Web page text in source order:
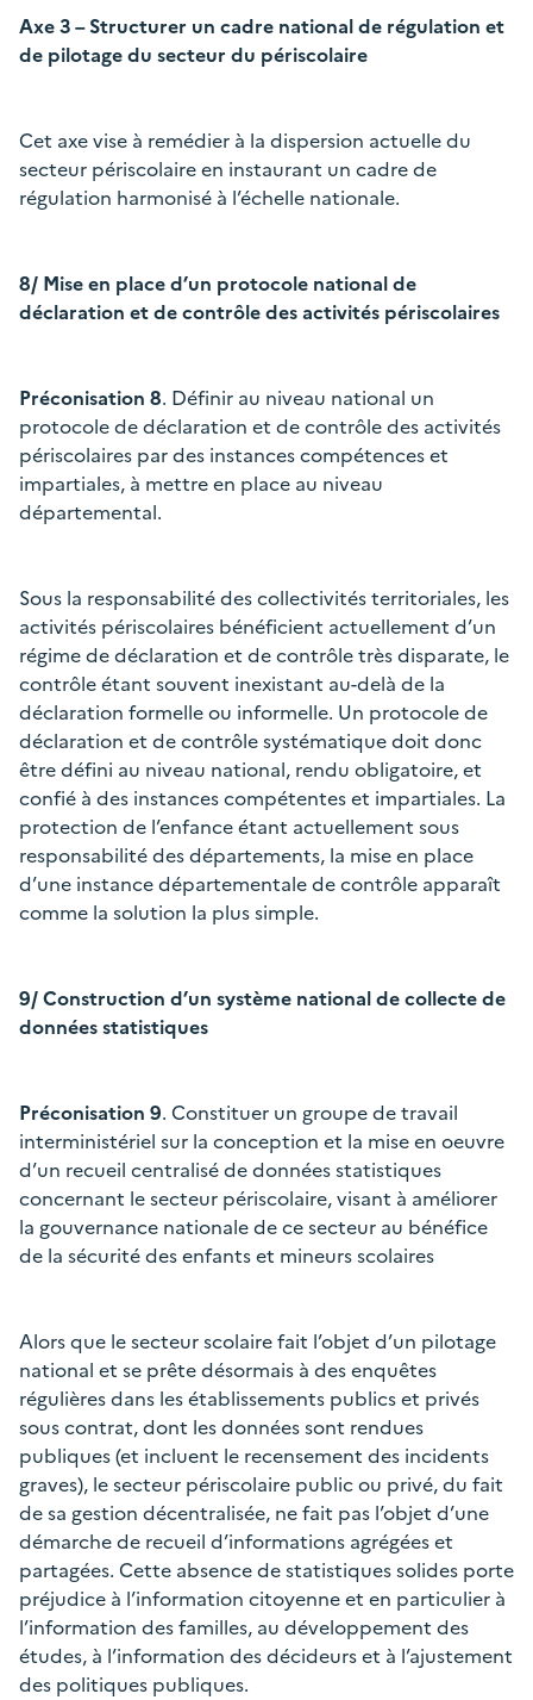
Axe 3 – Structurer un cadre national de régulation et
de pilotage du secteur du périscolaire
Cet axe vise à remédier à la dispersion actuelle du
secteur périscolaire en instaurant un cadre de
régulation harmonisé à l’échelle nationale.
8/ Mise en place d’un protocole national de
déclaration et de contrôle des activités périscolaires
Préconisation 8. Définir au niveau national un
protocole de déclaration et de contrôle des activités
périscolaires par des instances compétences et
impartiales, à mettre en place au niveau
départemental.
Sous la responsabilité des collectivités territoriales, les
activités périscolaires bénéficient actuellement d’un
régime de déclaration et de contrôle très disparate, le
contrôle étant souvent inexistant au-delà de la
déclaration formelle ou informelle. Un protocole de
déclaration et de contrôle systématique doit donc
être défini au niveau national, rendu obligatoire, et
confié à des instances compétentes et impartiales. La
protection de l’enfance étant actuellement sous
responsabilité des départements, la mise en place
d’une instance départementale de contrôle apparaît
comme la solution la plus simple.
9/ Construction d’un système national de collecte de
données statistiques
Préconisation 9. Constituer un groupe de travail
interministériel sur la conception et la mise en oeuvre
d’un recueil centralisé de données statistiques
concernant le secteur périscolaire, visant à améliorer
la gouvernance nationale de ce secteur au bénéfice
de la sécurité des enfants et mineurs scolaires
Alors que le secteur scolaire fait l’objet d’un pilotage
national et se prête désormais à des enquêtes
régulières dans les établissements publics et privés
sous contrat, dont les données sont rendues
publiques (et incluent le recensement des incidents
graves), le secteur périscolaire public ou privé, du fait
de sa gestion décentralisée, ne fait pas l’objet d’une
démarche de recueil d’informations agrégées et
partagées. Cette absence de statistiques solides porte
préjudice à l’information citoyenne et en particulier à
l’information des familles, au développement des
études, à l’information des décideurs et à l’ajustement
des politiques publiques.